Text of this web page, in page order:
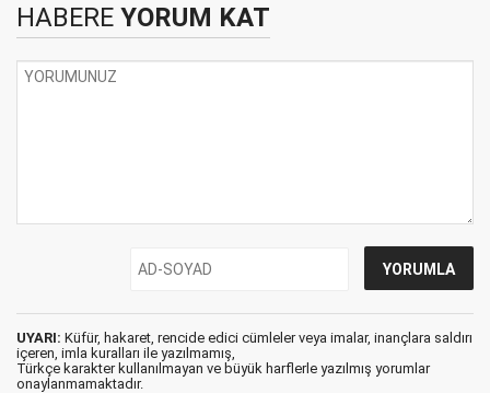
HABERE YORUM KAT
UYARI: Küfür, hakaret, rencide edici cümleler veya imalar, inançlara saldırı
içeren, imla kuralları ile yazılmamış,
Türkçe karakter kullanılmayan ve büyük harflerle yazılmış yorumlar
onaylanmamaktadır.